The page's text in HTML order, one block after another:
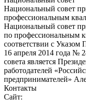
Национальный совет
профессиональным
Национальный совет
по профессиональным
соответствии с Указом
16 апреля 2014 года №
совета является
работодателей
предпринимателей»
Контакты
Сайт: